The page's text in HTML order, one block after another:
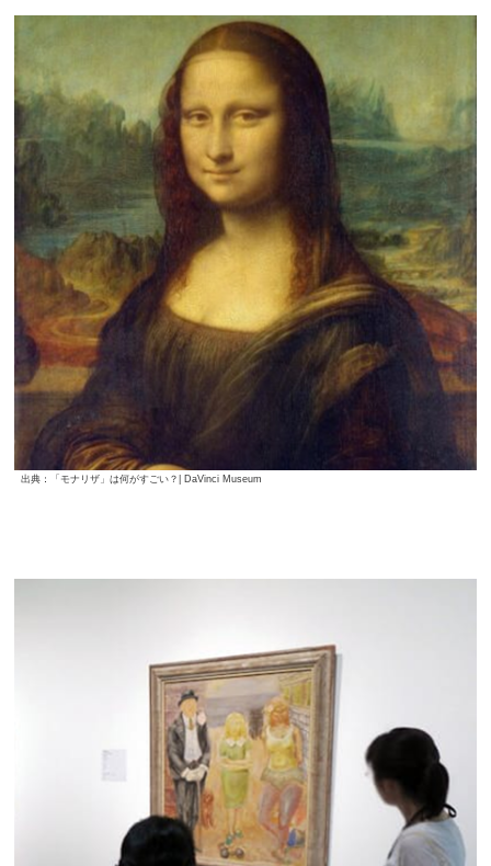
出典：「モナリザ」は何がすごい？| DaVinci Museum